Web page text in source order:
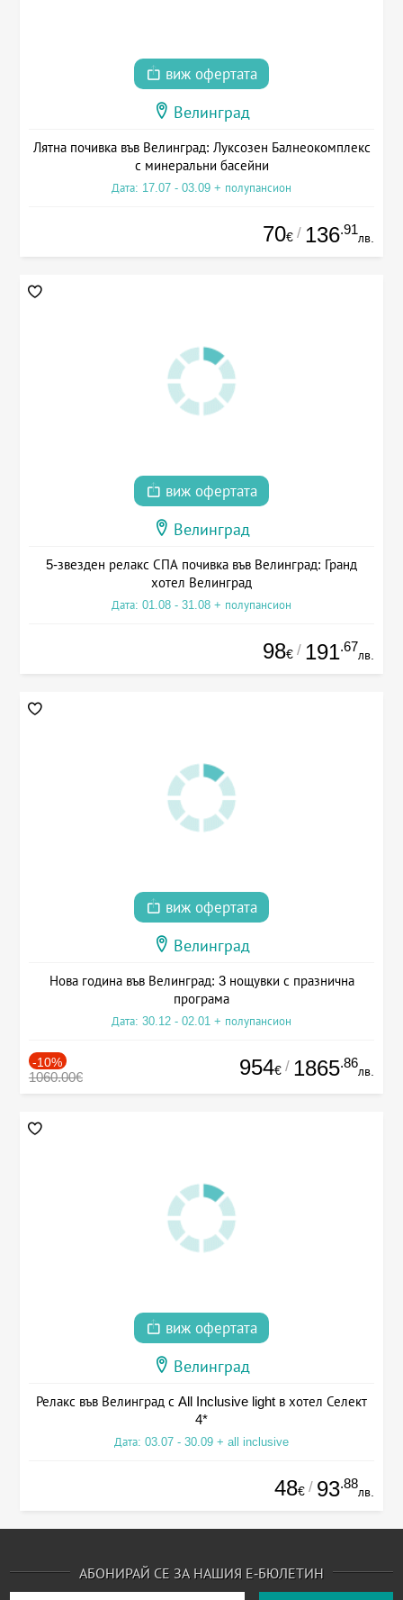
виж офертата
Велинград
Лятна почивка във Велинград: Луксозен Балнеокомплекс
с минеральни басейни
Дата: 17.07 - 03.09 + полупансион
70€ / 136.91
лв.
виж офертата
Велинград
5-звезден релакс СПА почивка във Велинград: Гранд
хотел Велинград
Дата: 01.08 - 31.08 + полупансион
98€ / 191.67
лв.
виж офертата
Велинград
Нова година във Велинград: 3 нощувки с празнична
програма
Дата: 30.12 - 02.01 + полупансион
-10%
1060.00€ 954€ / 1865.86
лв.
виж офертата
Велинград
Релакс във Велинград с All Inclusive light в хотел Селект
4*
Дата: 03.07 - 30.09 + all inclusive
48€ / 93.88
лв.
АБОНИРАЙ СЕ ЗА НАШИЯ Е-БЮЛЕТИН